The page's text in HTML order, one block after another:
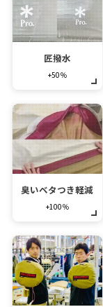
匠撥水
+50％
臭いベタつき軽減
+100％